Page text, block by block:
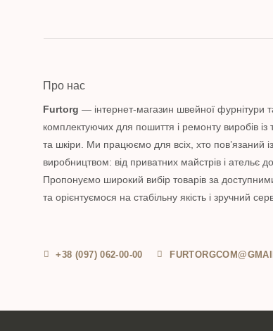
Про нас
Furtorg — інтернет-магазин швейної фурнітури
комплектуючих для пошиття і ремонту виробів із
та шкіри. Ми працюємо для всіх, хто пов’язаний із
виробництвом: від приватних майстрів і ательє
Пропонуємо широкий вибір товарів за
та орієнтуємося на стабільну якість і зручний
+38 (097) 062-00-00